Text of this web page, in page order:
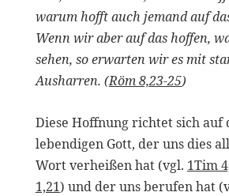
warum hofft auch jemand auf
Wenn wir aber auf das hoffen,
sehen, so erwarten wir es mit
Ausharren. (Röm 8,23-25)
Diese Hoffnung richtet sich auf
lebendigen Gott, der uns dies
Wort verheißen hat (vgl. 1Tim
1,21) und der uns berufen hat